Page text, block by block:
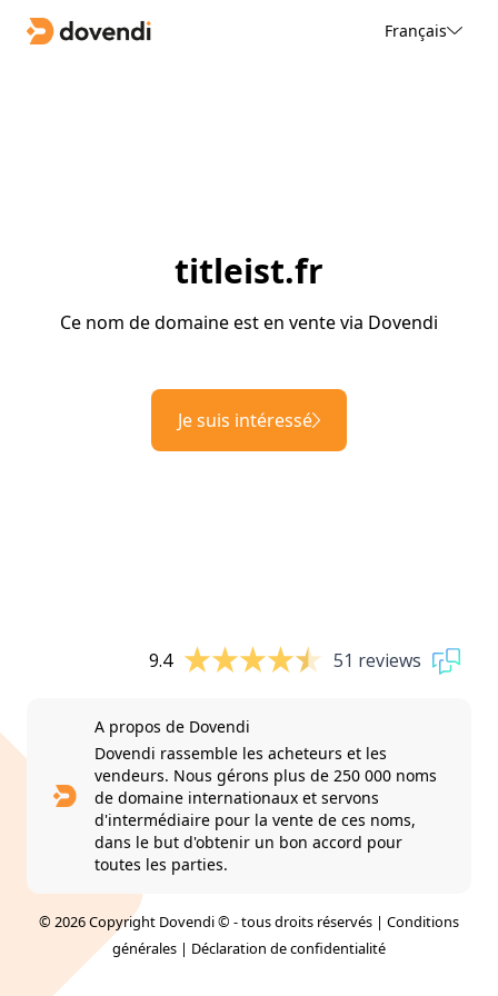
Français
titleist.fr
Ce nom de domaine est en vente via Dovendi
Je suis intéressé
9.4 51 reviews
A propos de Dovendi
Dovendi rassemble les acheteurs et les
vendeurs. Nous gérons plus de 250 000 noms
de domaine internationaux et servons
d'intermédiaire pour la vente de ces noms,
dans le but d'obtenir un bon accord pour
toutes les parties.
© 2026 Copyright Dovendi © - tous droits réservés | Conditions
générales | Déclaration de confidentialité